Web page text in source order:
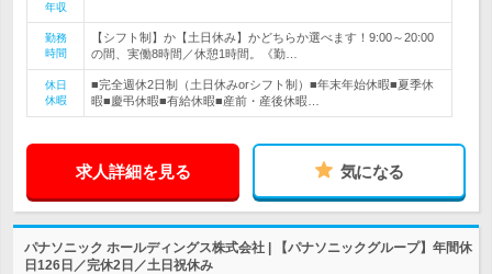
年収
勤務
時間
【シフト制】か【土日休み】かどちらか選べます！9:00～20:00
の間、実働8時間／休憩1時間。《勤…
休日
休暇
■完全週休2日制（土日休みorシフト制）■年末年始休暇■夏季休
暇■慶弔休暇■有給休暇■産前・産後休暇…
求人詳細を見る 気になる
パナソニック ホールディングス株式会社 | 【パナソニックグループ】年間休
日126日／完休2日／土日祝休み